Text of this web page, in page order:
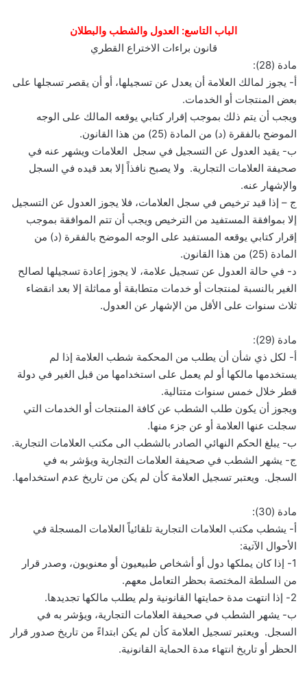
الباب التاسع: العدول والشطب والبطلان
قانون براءات الاختراع القطري
مادة (28):
أ- يجوز لمالك العلامة أن يعدل عن تسجيلها، أو أن يقصر تسجلها على
بعض المنتجات أو الخدمات.
ويجب أن يتم ذلك بموجب إقرار كتابي يوقعه المالك على الوجه
الموضح بالفقرة (د) من المادة (25) من هذا القانون.
ب- يقيد العدول عن التسجيل في سجل العلامات ويشهر عنه في
صحيفة العلامات التجارية. ولا يصبح نافذاً إلا بعد قيده في السجل
والإشهار عنه.
ج – إذا قيد ترخيص في سجل العلامات، فلا يجوز العدول عن التسجيل
إلا بموافقة المستفيد من الترخيص ويجب أن تتم الموافقة بموجب
إقرار كتابي يوقعه المستفيد على الوجه الموضح بالفقرة (د) من
المادة (25) من هذا القانون.
د- في حالة العدول عن تسجيل علامة، لا يجوز إعادة تسجيلها لصالح
الغير بالنسبة لمنتجات أو خدمات متطابقة أو مماثلة إلا بعد انقضاء
ثلاث سنوات على الأقل من الإشهار عن العدول.
مادة (29):
أ- لكل ذي شأن أن يطلب من المحكمة شطب العلامة إذا لم
يستخدمها مالكها أو لم يعمل على استخدامها من قبل الغير في دولة
قطر خلال خمس سنوات متتالية.
ويجوز أن يكون طلب الشطب عن كافة المنتجات أو الخدمات التي
سجلت عنها العلامة أو عن جزء منها.
ب- يبلغ الحكم النهائي الصادر بالشطب الى مكتب العلامات التجارية.
ج- يشهر الشطب في صحيفة العلامات التجارية ويؤشر به في
السجل. ويعتبر تسجيل العلامة كأن لم يكن من تاريخ عدم استخدامها.
مادة (30):
أ- يشطب مكتب العلامات التجارية تلقائياً العلامات المسجلة في
الأحوال الآتية:
1- إذا كان يملكها دول أو أشخاص طبيعيون أو معنويون، وصدر قرار
من السلطة المختصة بحظر التعامل معهم.
2- إذا انتهت مدة حمايتها القانونية ولم يطلب مالكها تجديدها.
ب- يشهر الشطب في صحيفة العلامات التجارية، ويؤشر به في
السجل. ويعتبر تسجيل العلامة كأن لم يكن ابتداءً من تاريخ صدور قرار
الحظر أو تاريخ انتهاء مدة الحماية القانونية.